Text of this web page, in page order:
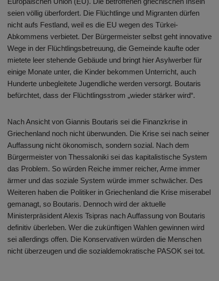
seien völlig überfordert. Die Flüchtlinge und Migranten dürfen
nicht aufs Festland, weil es die EU wegen des Türkei-
Abkommens verbietet. Der Bürgermeister selbst geht innovative
Wege in der Flüchtlingsbetreuung, die Gemeinde kaufte oder
mietete leer stehende Gebäude und bringt hier Asylwerber für
einige Monate unter, die Kinder bekommen Unterricht, auch
Hunderte unbegleitete Jugendliche werden versorgt. Boutaris
befürchtet, dass der Flüchtlingsstrom „wieder stärker wird“.
Nach Ansicht von Giannis Boutaris sei die Finanzkrise in
Griechenland noch nicht überwunden. Die Krise sei nach seiner
Auffassung nicht ökonomisch, sondern sozial. Nach dem
Bürgermeister von Thessaloniki sei das kapitalistische System
das Problem. So würden Reiche immer reicher, Arme immer
ärmer und das soziale System würde immer schwächer. Des
Weiteren haben die Politiker in Griechenland die Krise miserabel
gemanagt, so Boutaris. Dennoch wird der aktuelle
Ministerpräsident Alexis Tsipras nach Auffassung von Boutaris
definitiv überleben. Wer die zukünftigen Wahlen gewinnen wird
sei allerdings offen. Die Konservativen würden die Menschen
nicht überzeugen und die sozialdemokratische PASOK sei tot.